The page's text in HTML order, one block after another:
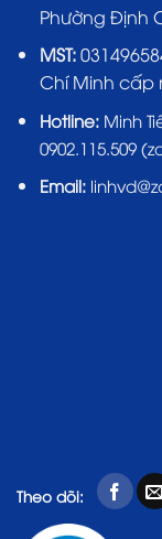
Phường Định
MST:
Chí Minh cấp
Hotline: Minh
0902.115.509
Email:
Theo dõi: